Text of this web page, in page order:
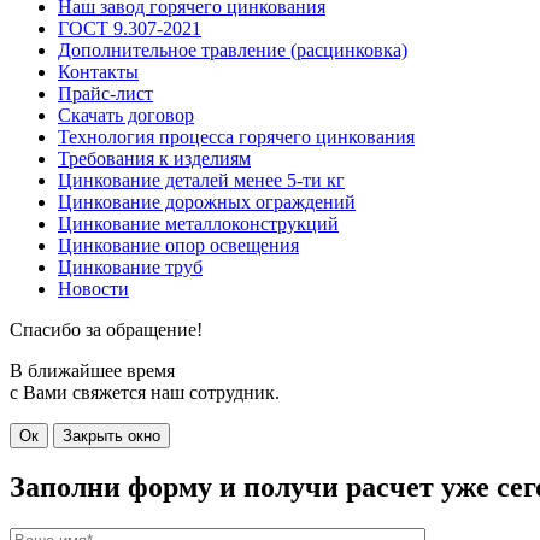
Наш завод горячего цинкования
ГОСТ 9.307-2021
Дополнительное травление (расцинковка)
Контакты
Прайс-лист
Скачать договор
Технология процесса горячего цинкования
Требования к изделиям
Цинкование деталей менее 5-ти кг
Цинкование дорожных ограждений
Цинкование металлоконструкций
Цинкование опор освещения
Цинкование труб
Новости
Спасибо за обращение!
В ближайшее время
с Вами свяжется наш сотрудник.
Ок Закрыть окно
Заполни форму и получи расчет уже